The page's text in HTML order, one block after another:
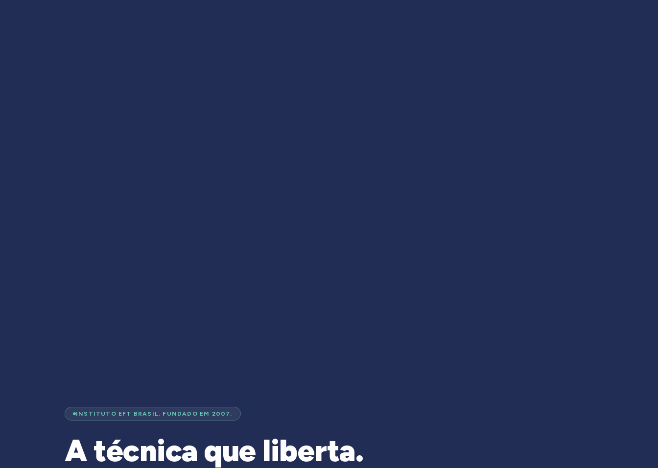
INSTITUTO EFT BRASIL. FUNDADO EM 2007.
A técnica que liberta.